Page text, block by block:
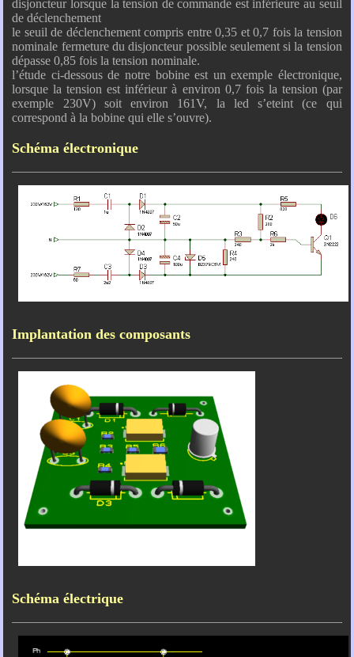
disjoncteur lorsque la tension de commande est inférieure au seuil
de déclenchement
le seuil de déclenchement compris entre 0,35 et 0,7 fois la tension
nominale fermeture du disjoncteur possible seulement si la tension
dépasse 0,85 fois la tension nominale.
l’étude ci-dessous de notre bobine est un exemple électronique,
lorsque la tension est inférieur à environ 0,7 fois la tension (par
exemple 230V) soit environ 161V, la led s’eteint (ce qui
correspond à la bobine qui elle s’ouvre).
Schéma électronique
Implantation des composants
Schéma électrique